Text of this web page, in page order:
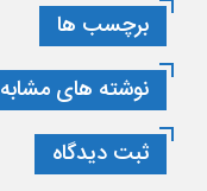
برچسب ها
نوشته های مشابه
ثبت دیدگاه